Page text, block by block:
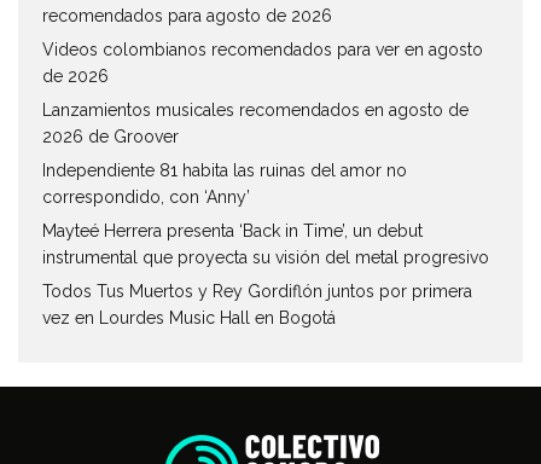
recomendados para agosto de 2026
Videos colombianos recomendados para ver en agosto
de 2026
Lanzamientos musicales recomendados en agosto de
2026 de Groover
Independiente 81 habita las ruinas del amor no
correspondido, con ‘Anny’
Mayteé Herrera presenta ‘Back in Time’, un debut
instrumental que proyecta su visión del metal progresivo
Todos Tus Muertos y Rey Gordiflón juntos por primera
vez en Lourdes Music Hall en Bogotá